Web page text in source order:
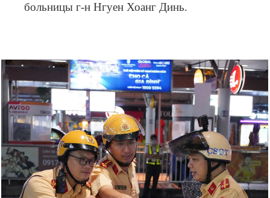
больницы г-н Нгуен Хоанг Динь.